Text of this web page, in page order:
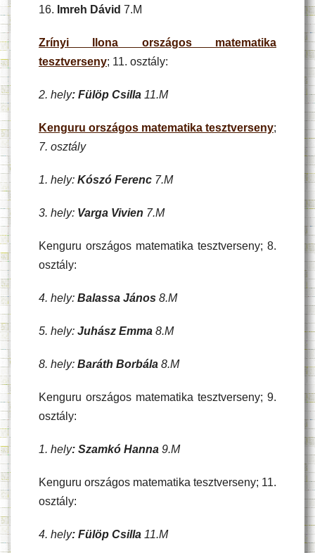
16. Imreh Dávid 7.M
Zrínyi Ilona országos matematika
tesztverseny; 11. osztály:
2. hely: Fülöp Csilla 11.M
Kenguru országos matematika tesztverseny;
7. osztály
1. hely: Kószó Ferenc 7.M
3. hely: Varga Vivien 7.M
Kenguru országos matematika tesztverseny; 8.
osztály:
4. hely: Balassa János 8.M
5. hely: Juhász Emma 8.M
8. hely: Baráth Borbála 8.M
Kenguru országos matematika tesztverseny; 9.
osztály:
1. hely: Szamkó Hanna 9.M
Kenguru országos matematika tesztverseny; 11.
osztály:
4. hely: Fülöp Csilla 11.M